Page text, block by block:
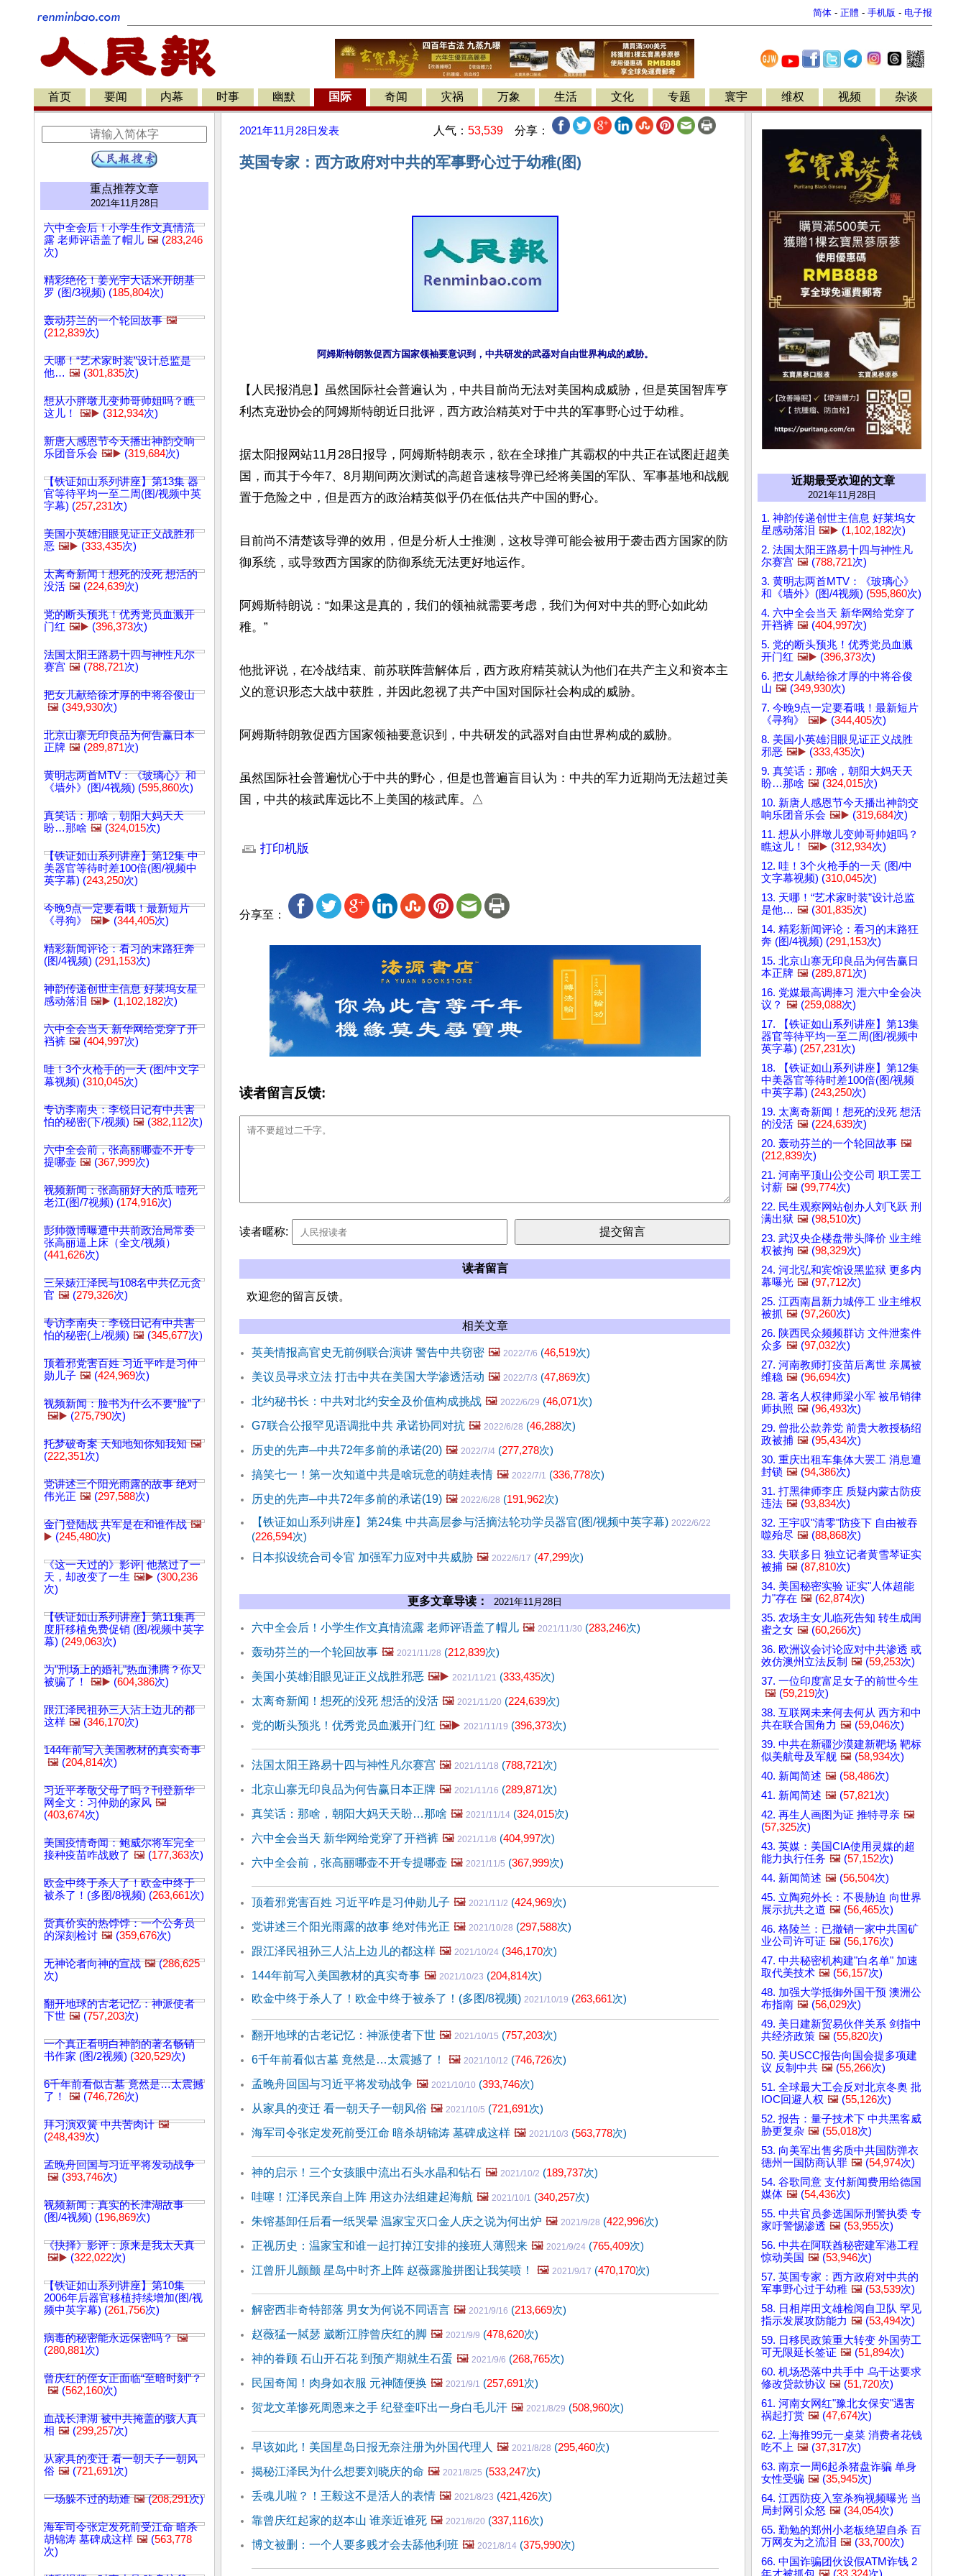
简体 - 正體 - 手机版 - 电子报
首页 要闻 内幕 时事 幽默 国际 奇闻 灾祸 万象 生活 文化 专题 寰宇 维权 视频 杂谈
重点推荐文章
2021年11月28日
六中全会后！小学生作文真情流
露 老师评语盖了帽儿 🖼️ (283,246
次)
精彩绝伦！姜光宇大话米开朗基
罗 (图/3视频) (185,804次)
轰动芬兰的一个轮回故事 🖼️
(212,839次)
天哪！“艺术家时装”设计总监是
他… 🖼️ (301,835次)
想从小胖墩儿变帅哥帅姐吗？瞧
这儿！
🖼️▶️ (312,934次)
新唐人感恩节今天播出神韵交响
乐团音乐会 🖼️▶️ (319,684次)
【铁证如山系列讲座】第13集 器
官等待平均一至二周(图/视频中英
字幕) (257,231次)
美国小英雄泪眼见证正义战胜邪
恶 🖼️▶️ (333,435次)
太离奇新闻！想死的没死 想活的
没活 🖼️ (224,639次)
党的断头预兆！优秀党员血溅开
门红 🖼️▶️ (396,373次)
法国太阳王路易十四与神性凡尔
赛宫 🖼️ (788,721次)
把女儿献给徐才厚的中将谷俊山
🖼️ (349,930次)
北京山寨无印良品为何告赢日本
正牌 🖼️ (289,871次)
黄明志两首MTV：《玻璃心》和
《墙外》(图/4视频) (595,860次)
真笑话：那啥，朝阳大妈天天
盼…那啥 🖼️ (324,015次)
【铁证如山系列讲座】第12集 中
美器官等待时差100倍(图/视频中
英字幕) (243,250次)
今晚9点一定要看哦！最新短片
《寻狗》
🖼️▶️ (344,405次)
精彩新闻评论：看习的末路狂奔
(图/4视频) (291,153次)
神韵传递创世主信息 好莱坞女星
感动落泪 🖼️▶️ (1,102,182次)
六中全会当天 新华网给党穿了开
裆裤 🖼️ (404,997次)
哇！3个火枪手的一天 (图/中文字
幕视频) (310,045次)
专访李南央：李锐日记有中共害
怕的秘密(下/视频) 🖼️ (382,112次)
六中全会前，张高丽哪壶不开专
提哪壶 🖼️ (367,999次)
视频新闻：张高丽好大的瓜 噎死
老江(图/7视频) (174,916次)
彭帅微博曝遭中共前政治局常委
张高丽逼上床（全文/视频）
(441,626次)
三呆婊江泽民与108名中共亿元贪
官 🖼️ (279,326次)
专访李南央：李锐日记有中共害
怕的秘密(上/视频) 🖼️ (345,677次)
顶着邪党害百姓 习近平咋是习仲
勋儿子 🖼️ (424,969次)
视频新闻：脸书为什么不要“脸”了
🖼️▶️ (275,790次)
托梦破奇案 天知地知你知我知 🖼️
(222,351次)
党讲述三个阳光雨露的故事 绝对
伟光正 🖼️ (297,588次)
金门登陆战 共军是在和谁作战 🖼️
▶️ (245,480次)
《这一天过的》影评| 他熬过了一
天，却改变了一生 🖼️▶️ (300,236
次)
【铁证如山系列讲座】第11集再
度肝移植免费促销 (图/视频中英字
幕) (249,063次)
为"刑场上的婚礼"热血沸腾？你又
被骗了！
🖼️▶️ (604,386次)
跟江泽民祖孙三人沾上边儿的都
这样 🖼️ (346,170次)
144年前写入美国教材的真实奇事
🖼️ (204,814次)
习近平孝敬父母了吗？刊登新华
网全文：习仲勋的家风 🖼️
(403,674次)
美国疫情奇闻：鲍威尔将军完全
接种疫苗咋战败了 🖼️ (177,363次)
欧金中终于杀人了！欧金中终于
被杀了！(多图/8视频) (263,661次)
货真价实的热饽饽：一个公务员
的深刻检讨 🖼️ (359,676次)
无神论者向神的宣战 🖼️(286,625
次)
翻开地球的古老记忆：神派使者
下世 🖼️ (757,203次)
一个真正看明白神韵的著名畅销
书作家 (图/2视频) (320,529次)
6千年前看似古墓 竟然是…太震撼
了！
🖼️ (746,726次)
拜习演双簧 中共苦肉计 🖼️
(248,439次)
孟晚舟回国与习近平将发动战争
🖼️ (393,746次)
视频新闻：真实的长津湖故事
(图/4视频) (196,869次)
《抉择》影评：原来是我太天真
🖼️▶️ (322,022次)
【铁证如山系列讲座】第10集
2006年后器官移植持续增加(图/视
频中英字幕) (261,756次)
病毒的秘密能永远保密吗？ 🖼️
(280,881次)
曾庆红的侄女正面临“至暗时刻”？
🖼️ (562,160次)
血战长津湖 被中共掩盖的骇人真
相 🖼️ (299,257次)
从家具的变迁 看一朝天子一朝风
俗 🖼️ (721,691次)
一场躲不过的劫难 🖼️(208,291次)
海军司令张定发死前受江命 暗杀
胡锦涛 墓碑成这样 🖼️ (563,778
次)
2021年11月28日 发表 人气： 53,539 分享：
英国专家：西方政府对中共的军事野心过于幼稚(图)
【人民报消息】虽然国际社会普遍认为，中共目前尚无法对美国构成威胁，但是英国智库亨
利杰克逊协会的阿姆斯特朗近日批评，西方政治精英对于中共的军事野心过于幼稚。
据太阳报网站11月28日报导，阿姆斯特朗表示，欲在全球推广其霸权的中共正在试图赶超美
国，而其于今年7、8月期间两次测试的高超音速核导弹已经将美国的军队、军事基地和战舰
置于危险之中，但是西方的政治精英似乎仍在低估共产中国的野心。
目前尚不清楚该导弹的效用，但是分析人士推测，这枚导弹可能会被用于袭击西方国家的防
御系统，或导致西方国家的防御系统无法更好地运作。
阿姆斯特朗说：“如果这是真的，我们的领袖就需要考虑，我们为何对中共的野心如此幼
稚。”
他批评说，在冷战结束、前苏联阵营解体后，西方政府精英就认为他们在共产主义和资本主
义的意识形态大战中获胜，并因此忽视了共产中国对国际社会构成的威胁。
阿姆斯特朗敦促西方国家领袖要意识到，中共研发的武器对自由世界构成的威胁。
虽然国际社会普遍忧心于中共的野心，但是也普遍盲目认为：中共的军力近期尚无法超过美
国，中共的核武库远比不上美国的核武库。△
打印机版
分享至：
读者留言反馈:
读者暱称:
读者留言
欢迎您的留言反馈。
相关文章
英美情报高官史无前例联合演讲 警告中共窃密 🖼️ 2022/7/6 (46,519次)
美议员寻求立法 打击中共在美国大学渗透活动 🖼️ 2022/7/3 (47,869次)
北约秘书长：中共对北约安全及价值构成挑战 🖼️ 2022/6/29 (46,071次)
G7联合公报罕见语调批中共 承诺协同对抗 🖼️ 2022/6/28 (46,288次)
历史的先声─中共72年多前的承诺(20) 🖼️ 2022/7/4 (277,278次)
搞笑七一！第一次知道中共是啥玩意的萌娃表情 🖼️ 2022/7/1 (336,778次)
历史的先声─中共72年多前的承诺(19) 🖼️ 2022/6/28 (191,962次)
【铁证如山系列讲座】第24集 中共高层参与活摘法轮功学员器官(图/视频中英字幕) 2022/6/22
(226,594次)
日本拟设统合司令官 加强军力应对中共威胁 🖼️ 2022/6/17 (47,299次)
更多文章导读： 2021年11月28日
六中全会后！小学生作文真情流露 老师评语盖了帽儿 🖼️ 2021/11/30 (283,246次)
轰动芬兰的一个轮回故事 🖼️ 2021/11/28 (212,839次)
美国小英雄泪眼见证正义战胜邪恶 🖼️▶️ 2021/11/21 (333,435次)
太离奇新闻！想死的没死 想活的没活 🖼️ 2021/11/20 (224,639次)
党的断头预兆！优秀党员血溅开门红 🖼️▶️ 2021/11/19 (396,373次)
法国太阳王路易十四与神性凡尔赛宫 🖼️ 2021/11/18 (788,721次)
北京山寨无印良品为何告赢日本正牌 🖼️ 2021/11/16 (289,871次)
真笑话：那啥，朝阳大妈天天盼…那啥 🖼️ 2021/11/14 (324,015次)
六中全会当天 新华网给党穿了开裆裤 🖼️ 2021/11/8 (404,997次)
六中全会前，张高丽哪壶不开专提哪壶 🖼️ 2021/11/5 (367,999次)
顶着邪党害百姓 习近平咋是习仲勋儿子 🖼️ 2021/11/2 (424,969次)
党讲述三个阳光雨露的故事 绝对伟光正 🖼️ 2021/10/28 (297,588次)
跟江泽民祖孙三人沾上边儿的都这样 🖼️ 2021/10/24 (346,170次)
144年前写入美国教材的真实奇事 🖼️ 2021/10/23 (204,814次)
欧金中终于杀人了！欧金中终于被杀了！(多图/8视频) 2021/10/19 (263,661次)
翻开地球的古老记忆：神派使者下世 🖼️ 2021/10/15 (757,203次)
6千年前看似古墓 竟然是…太震撼了！
🖼️ 2021/10/12 (746,726次)
孟晚舟回国与习近平将发动战争 🖼️ 2021/10/10 (393,746次)
从家具的变迁 看一朝天子一朝风俗 🖼️ 2021/10/5 (721,691次)
海军司令张定发死前受江命 暗杀胡锦涛 墓碑成这样 🖼️ 2021/10/3 (563,778次)
神的启示！三个女孩眼中流出石头水晶和钻石 🖼️ 2021/10/2 (189,737次)
哇噻！江泽民亲自上阵 用这办法组建起海航 🖼️ 2021/10/1 (340,257次)
朱镕基卸任后看一纸哭晕 温家宝灭口金人庆之说为何出炉 🖼️ 2021/9/28 (422,996次)
正视历史：温家宝和谁一起打掉江安排的接班人薄熙来 🖼️ 2021/9/24 (765,409次)
江曾肝儿颤颤 星岛中时齐上阵 赵薇露脸拼图让我笑喷！
🖼️ 2021/9/17 (470,170次)
解密西非奇特部落 男女为何说不同语言 🖼️ 2021/9/16 (213,669次)
赵薇猛一脦瑟 崴断江脖曾庆红的脚 🖼️ 2021/9/9 (478,620次)
神的眷顾 石山开石花 到预产期就生石蛋 🖼️ 2021/9/6 (268,765次)
民国奇闻！肉身如衣服 元神随便换 🖼️ 2021/9/1 (257,691次)
贺龙文革惨死周恩来之手 纪登奎吓出一身白毛儿汗 🖼️ 2021/8/29 (508,960次)
早该如此！美国星岛日报无奈注册为外国代理人 🖼️ 2021/8/28 (295,460次)
揭秘江泽民为什么想要刘晓庆的命 🖼️ 2021/8/25 (533,247次)
丢魂儿啦？！王毅这不是活人的表情 🖼️ 2021/8/23 (421,426次)
靠曾庆红起家的赵本山 谁亲近谁死 🖼️ 2021/8/20 (337,116次)
博文被删：一个人要多贱才会去舔他利班 🖼️ 2021/8/14 (375,990次)
近期最受欢迎的文章
2021年11月28日
1. 神韵传递创世主信息 好莱坞女
星感动落泪 🖼️▶️ (1,102,182次)
2. 法国太阳王路易十四与神性凡
尔赛宫 🖼️ (788,721次)
3. 黄明志两首MTV：《玻璃心》
和《墙外》(图/4视频) (595,860次)
4. 六中全会当天 新华网给党穿了
开裆裤 🖼️ (404,997次)
5. 党的断头预兆！优秀党员血溅
开门红 🖼️▶️ (396,373次)
6. 把女儿献给徐才厚的中将谷俊
山 🖼️ (349,930次)
7. 今晚9点一定要看哦！最新短片
《寻狗》
🖼️▶️ (344,405次)
8. 美国小英雄泪眼见证正义战胜
邪恶 🖼️▶️ (333,435次)
9. 真笑话：那啥，朝阳大妈天天
盼…那啥 🖼️ (324,015次)
10. 新唐人感恩节今天播出神韵交
响乐团音乐会 🖼️▶️ (319,684次)
11. 想从小胖墩儿变帅哥帅姐吗？
瞧这儿！
🖼️▶️ (312,934次)
12. 哇！3个火枪手的一天 (图/中
文字幕视频) (310,045次)
13. 天哪！“艺术家时装”设计总监
是他… 🖼️ (301,835次)
14. 精彩新闻评论：看习的末路狂
奔 (图/4视频) (291,153次)
15. 北京山寨无印良品为何告赢日
本正牌 🖼️ (289,871次)
16. 党媒最高调捧习 泄六中全会决
议？ 🖼️ (259,088次)
17. 【铁证如山系列讲座】第13集
器官等待平均一至二周(图/视频中
英字幕) (257,231次)
18. 【铁证如山系列讲座】第12集
中美器官等待时差100倍(图/视频
中英字幕) (243,250次)
19. 太离奇新闻！想死的没死 想活
的没活 🖼️ (224,639次)
20. 轰动芬兰的一个轮回故事 🖼️
(212,839次)
21. 河南平顶山公交公司 职工罢工
讨薪 🖼️ (99,774次)
22. 民生观察网站创办人刘飞跃 刑
满出狱 🖼️ (98,510次)
23. 武汉央企楼盘带头降价 业主维
权被拘 🖼️ (98,329次)
24. 河北弘和宾馆设黑监狱 更多内
幕曝光 🖼️ (97,712次)
25. 江西南昌新力城停工 业主维权
被抓 🖼️ (97,260次)
26. 陕西民众频频群访 文件泄案件
众多 🖼️ (97,032次)
27. 河南教师打疫苗后离世 亲属被
维稳 🖼️ (96,694次)
28. 著名人权律师梁小军 被吊销律
师执照 🖼️ (96,493次)
29. 曾批公款养党 前贵大教授杨绍
政被捕 🖼️ (95,434次)
30. 重庆出租车集体大罢工 消息遭
封锁 🖼️ (94,386次)
31. 打黑律师李庄 质疑内蒙古防疫
违法 🖼️ (93,834次)
32. 王宇叹"清零"防疫下 自由被吞
噬殆尽 🖼️ (88,868次)
33. 失联多日 独立记者黄雪琴证实
被捕 🖼️ (87,810次)
34. 美国秘密实验 证实"人体超能
力"存在 🖼️ (62,874次)
35. 农场主女儿临死告知 转生成闺
蜜之女 🖼️ (60,266次)
36. 欧洲议会讨论应对中共渗透 或
效仿澳州立法反制 🖼️ (59,253次)
37. 一位印度富足女子的前世今生
🖼️ (59,219次)
38. 互联网未来何去何从 西方和中
共在联合国角力 🖼️ (59,046次)
39. 中共在新疆沙漠建新靶场 靶标
似美航母及军舰 🖼️ (58,934次)
40. 新闻简述 🖼️ (58,486次)
41. 新闻简述 🖼️ (57,821次)
42. 再生人画图为证 推特寻亲 🖼️
(57,325次)
43. 英媒：美国CIA使用灵媒的超
能力执行任务 🖼️ (57,152次)
44. 新闻简述 🖼️ (56,504次)
45. 立陶宛外长：不畏胁迫 向世界
展示抗共之道 🖼️ (56,465次)
46. 格陵兰：已撤销一家中共国矿
业公司许可证 🖼️ (56,176次)
47. 中共秘密机构建"白名单" 加速
取代美技术 🖼️ (56,157次)
48. 加强大学抵御外国干预 澳洲公
布指南 🖼️ (56,029次)
49. 美日建新贸易伙伴关系 剑指中
共经济政策 🖼️ (55,820次)
50. 美USCC报告向国会提多项建
议 反制中共 🖼️ (55,266次)
51. 全球最大工会反对北京冬奥 批
IOC回避人权 🖼️ (55,126次)
52. 报告：量子技术下 中共黑客威
胁更复杂 🖼️ (55,018次)
53. 向美军出售劣质中共国防弹衣
德州一国防商认罪 🖼️ (54,974次)
54. 谷歌同意 支付新闻费用给德国
媒体 🖼️ (54,436次)
55. 中共官员参选国际刑警执委 专
家吁警惕渗透 🖼️ (53,955次)
56. 中共在阿联酋秘密建军港工程
惊动美国 🖼️ (53,946次)
57. 英国专家：西方政府对中共的
军事野心过于幼稚 🖼️ (53,539次)
58. 日相岸田文雄检阅自卫队 罕见
指示发展攻防能力 🖼️ (53,494次)
59. 日移民政策重大转变 外国劳工
可无限延长签证 🖼️ (51,894次)
60. 机场恐落中共手中 乌干达要求
修改贷款协议 🖼️ (51,720次)
61. 河南女网红"豫北女保安"遇害
祸起打赏 🖼️ (47,674次)
62. 上海推99元一桌菜 消费者花钱
吃不上 🖼️ (37,317次)
63. 南京一周6起杀猪盘诈骗 单身
女性受骗 🖼️ (35,945次)
64. 江西防疫入室杀狗视频曝光 当
局封网引众怒 🖼️ (34,054次)
65. 勤勉的郑州小老板绝望自杀 百
万网友为之流泪 🖼️ (33,700次)
66. 中国诈骗团伙设假ATM诈钱 2
年才被抓包 🖼️ (33,324次)